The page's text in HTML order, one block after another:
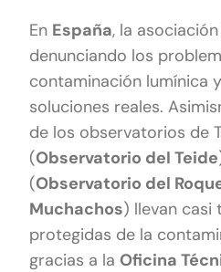
En España, la asociación
denunciando los
contaminación lumínica
soluciones reales.
de los observatorios de
(Observatorio del Teide
(Observatorio del
Muchachos) llevan casi
protegidas de la
gracias a la Oficina